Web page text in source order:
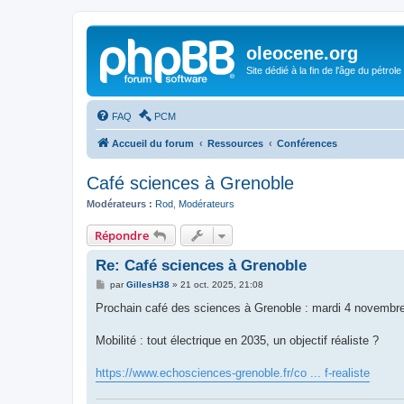
oleocene.org
Site dédié à la fin de l'âge du pétrole
FAQ PCM
Accueil du forum Ressources Conférences
Café sciences à Grenoble
Modérateurs : Rod Modérateurs
Répondre
Re: Café sciences à Grenoble
M
s
g
parGillesH38» 21 oct. 2025, 21:08
Prochain café des sciences à Grenoble : mardi 4
Mobilité : tout électrique en 2035, un objectif réaliste ?
https://www.echosciences-grenoble.fr/co ... f-realiste